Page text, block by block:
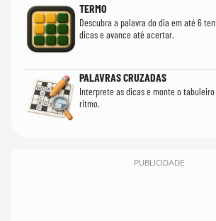
TERMO
Descubra a palavra do dia em até 6
dicas e avance até acertar.
PALAVRAS CRUZADAS
Interprete as dicas e monte o
ritmo.
PUBLICIDADE